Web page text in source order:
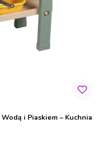
i Piaskiem – Kuchnia